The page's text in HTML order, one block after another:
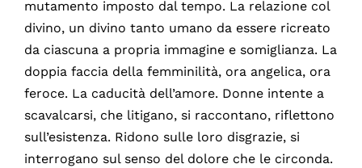
mutamento imposto dal tempo. La relazione col
divino, un divino tanto umano da essere ricreato
da ciascuna a propria immagine e somiglianza. La
doppia faccia della femminilità, ora angelica, ora
feroce. La caducità dell’amore. Donne intente a
scavalcarsi, che litigano, si raccontano, riflettono
sull’esistenza. Ridono sulle loro disgrazie, si
interrogano sul senso del dolore che le circonda.